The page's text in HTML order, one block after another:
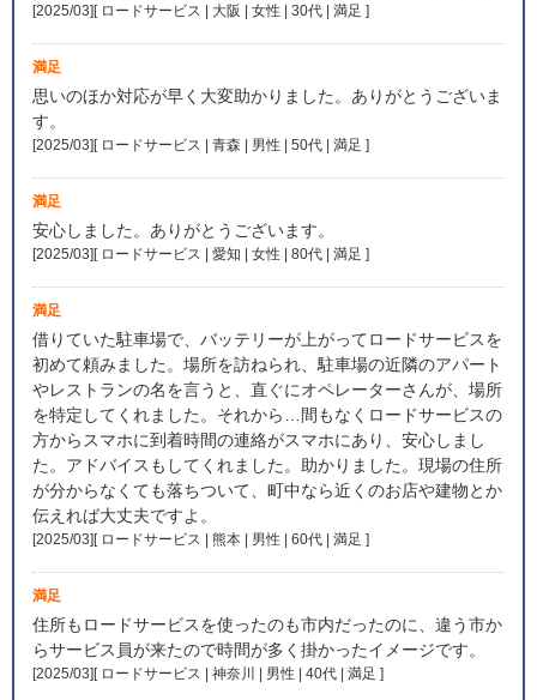
[2025/03][ ロードサービス | 大阪 | 女性 | 30代 | 満足 ]
満足
思いのほか対応が早く大変助かりました。ありがとうございま
す。
[2025/03][ ロードサービス | 青森 | 男性 | 50代 | 満足 ]
満足
安心しました。ありがとうございます。
[2025/03][ ロードサービス | 愛知 | 女性 | 80代 | 満足 ]
満足
借りていた駐車場で、バッテリーが上がってロードサービスを
初めて頼みました。場所を訪ねられ、駐車場の近隣のアパート
やレストランの名を言うと、直ぐにオペレーターさんが、場所
を特定してくれました。それから…間もなくロードサービスの
方からスマホに到着時間の連絡がスマホにあり、安心しまし
た。アドバイスもしてくれました。助かりました。現場の住所
が分からなくても落ちついて、町中なら近くのお店や建物とか
伝えれば大丈夫ですよ。
[2025/03][ ロードサービス | 熊本 | 男性 | 60代 | 満足 ]
満足
住所もロードサービスを使ったのも市内だったのに、違う市か
らサービス員が来たので時間が多く掛かったイメージです。
[2025/03][ ロードサービス | 神奈川 | 男性 | 40代 | 満足 ]